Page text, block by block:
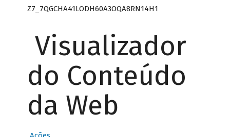
Z7_7QGCHA41LODH60A3OQA8RN14H1
Visualizador
do Conteúdo
da Web